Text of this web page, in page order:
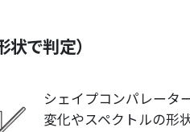
で判定）
シェイプコンパレータ
変化やスペクトルの形